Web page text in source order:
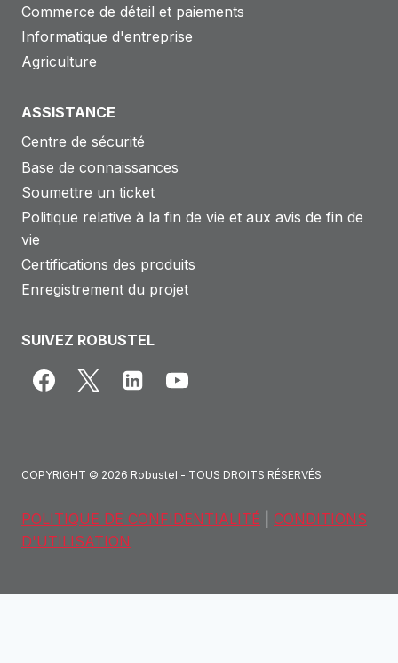
Commerce de détail et paiements
Informatique d'entreprise
Agriculture
ASSISTANCE
Centre de sécurité
Base de connaissances
Soumettre un ticket
Politique relative à la fin de vie et aux avis de fin de
vie
Certifications des produits
Enregistrement du projet
SUIVEZ ROBUSTEL
COPYRIGHT © 2026 Robustel - TOUS DROITS RÉSERVÉS
POLITIQUE DE CONFIDENTIALITÉ
CONDITIONS
D'UTILISATION